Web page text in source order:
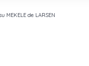
MEKELE de LARSEN